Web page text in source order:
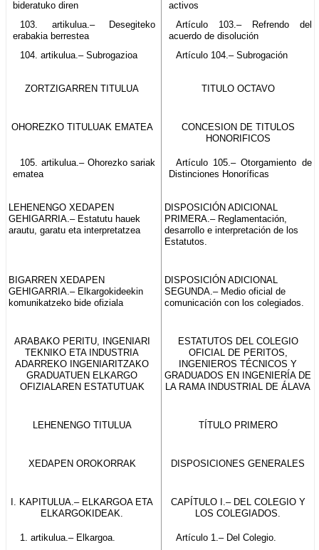
bideratuko diren
activos
103. artikulua.– Desegiteko
erabakia berrestea
Artículo 103.– Refrendo del
acuerdo de disolución
104. artikulua.– Subrogazioa
Artículo 104.– Subrogación
ZORTZIGARREN TITULUA TITULO OCTAVO
OHOREZKO TITULUAK EMATEA
CONCESION DE TITULOS
HONORIFICOS
105. artikulua.– Ohorezko sariak
ematea
Artículo 105.– Otorgamiento de
Distinciones Honoríficas
LEHENENGO XEDAPEN
GEHIGARRIA.– Estatutu hauek
arautu, garatu eta interpretatzea
DISPOSICIÓN ADICIONAL
PRIMERA.– Reglamentación,
desarrollo e interpretación de los
Estatutos.
BIGARREN XEDAPEN
GEHIGARRIA.– Elkargokideekin
komunikatzeko bide ofiziala
DISPOSICIÓN ADICIONAL
SEGUNDA.– Medio oficial de
comunicación con los colegiados.
ARABAKO PERITU, INGENIARI
TEKNIKO ETA INDUSTRIA
ADARREKO INGENIARITZAKO
GRADUATUEN ELKARGO
OFIZIALAREN ESTATUTUAK
ESTATUTOS DEL COLEGIO
OFICIAL DE PERITOS,
INGENIEROS TÉCNICOS Y
GRADUADOS EN INGENIERÍA DE
LA RAMA INDUSTRIAL DE ÁLAVA
LEHENENGO TITULUA TÍTULO PRIMERO
XEDAPEN OROKORRAK DISPOSICIONES GENERALES
I. KAPITULUA.– ELKARGOA ETA
ELKARGOKIDEAK.
CAPÍTULO I.– DEL COLEGIO Y
LOS COLEGIADOS.
1. artikulua.– Elkargoa.
Artículo 1.– Del Colegio.